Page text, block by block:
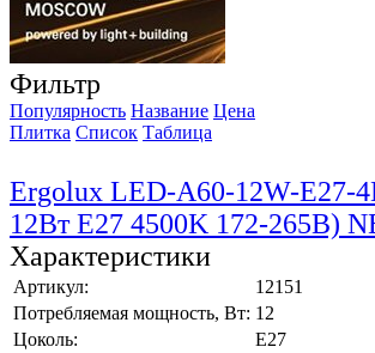
Фильтр
Популярность Название Цена
Плитка Список Таблица
Ergolux LED-A60-12W-E27-
12Вт E27 4500K 172-265В)
Характеристики
Артикул:
12151
Потребляемая мощность, Вт: 12
Цоколь:
E27